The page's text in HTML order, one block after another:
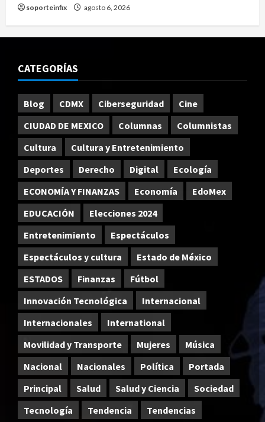
soporteinfix agosto 6, 2026
CATEGORÍAS
Blog CDMX Ciberseguridad
Cine
CIUDAD DE MEXICO
Columnas
Columnistas
Cultura
Cultura y Entretenimiento
Deportes
Derecho Digital
Ecología
ECONOMÍA Y FINANZAS
Economía
EdoMex
EDUCACIÓN
Elecciones 2024
Entretenimiento
Espectáculos
Espectáculos y cultura
Estado de México
ESTADOS
Finanzas
Fútbol
Innovación Tecnológica
Internacional
Internacionales
International
Movilidad y Transporte
Mujeres
Música
Nacional
Nacionales Política
Portada
Principal
Salud Salud y Ciencia
Sociedad
Tecnología
Tendencia
Tendencias